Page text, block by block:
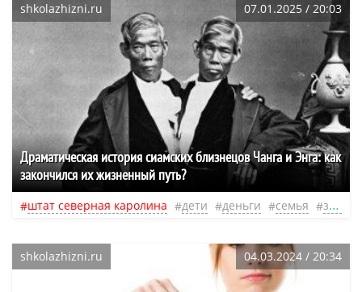
shkolazhizni.ru 07.01.2025 / 20:03
Драматическая история сиамских близнецов Чанга и Энга: как
закончился их жизненный путь?
штат северная каролина дети деньги семья знаменитости
shkolazhizni.ru 04.03.2024 / 20:34